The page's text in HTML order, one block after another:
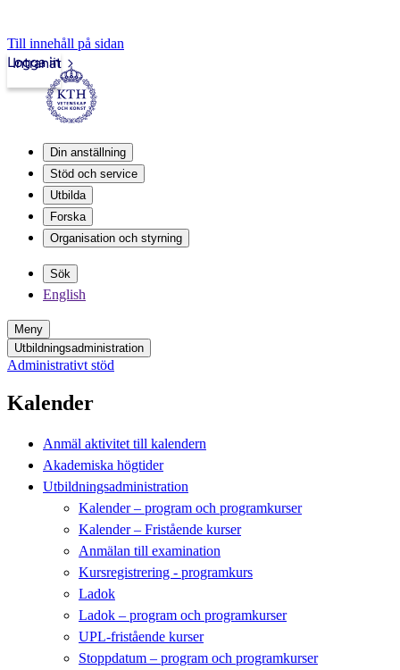
Till innehåll på sidan
Intranät
Logga in
Din anställning
Stöd och service
Utbilda
Forska
Organisation och styrning
Sök
English
Meny
Utbildningsadministration
Administrativt stöd
Kalender
Anmäl aktivitet till kalendern
Akademiska högtider
Utbildningsadministration
Kalender – program och programkurser
Kalender – Fristående kurser
Anmälan till examination
Kursregistrering - programkurs
Ladok
Ladok – program och programkurser
UPL-fristående kurser
Stoppdatum – program och programkurser